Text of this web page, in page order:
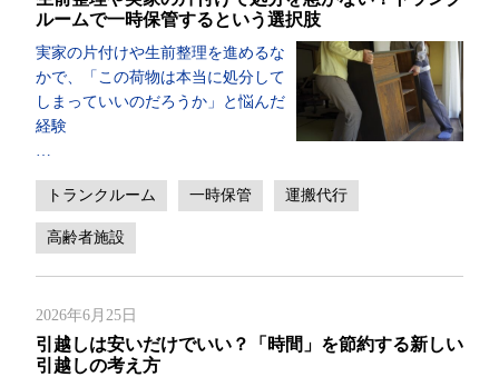
ルームで一時保管するという選択肢
実家の片付けや生前整理を進めるな
かで、「この荷物は本当に処分して
しまっていいのだろうか」と悩んだ
経験
…
トランクルーム 一時保管 運搬代行
高齢者施設
2026年6月25日
引越しは安いだけでいい？「時間」を節約する新しい
引越しの考え方